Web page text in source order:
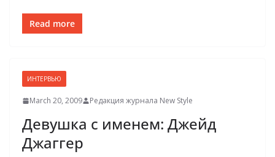
Read more
ИНТЕРВЬЮ
March 20, 2009 Редакция журнала New Style
Девушка с именем: Джейд
Джаггер